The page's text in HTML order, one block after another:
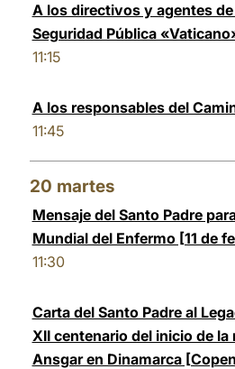
A los directivos y agentes
Seguridad Pública
11:15
A los responsables del
11:45
20 martes
Mensaje del Santo Padre
Mundial del Enfermo [11 de
11:30
Carta del Santo Padre al
XII centenario del inicio de la
Ansgar en Dinamarca